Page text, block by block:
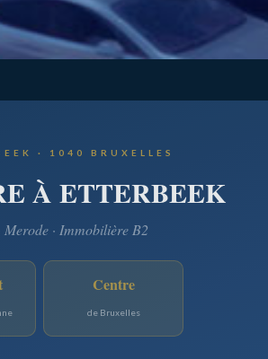
· 1040 BRUXELLES
À ETTERBEEK
· Immobilière B2
Centre
de Bruxelles